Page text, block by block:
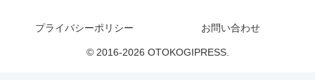
プライバシーポリシー お問い合わせ
© 2016-2026 OTOKOGIPRESS.